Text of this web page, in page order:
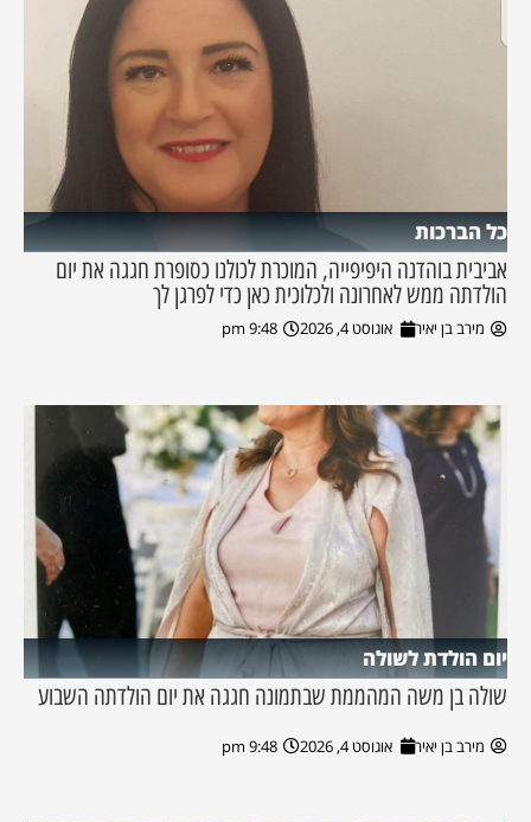
כל הברכות
אביבית בוהדנה היפיפייה, המוכרת לכולנו כסופרת חגגה את יום
הולדתה ממש לאחרונה ולכלוכית כאן כדי לפרגן לך
מירב בן יאיר אוגוסט 4, 2026 9:48 pm
יום הולדת לשולה
שולה בן משה המהממת שבתמונה חגגה את יום הולדתה השבוע
מירב בן יאיר אוגוסט 4, 2026 9:48 pm